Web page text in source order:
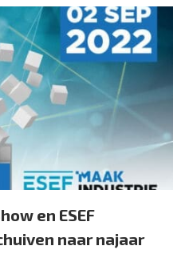
en ESEF
naar najaar